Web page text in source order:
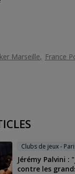
Marseille France
Clubs de jeux -
Jérémy Palvini :
contre les